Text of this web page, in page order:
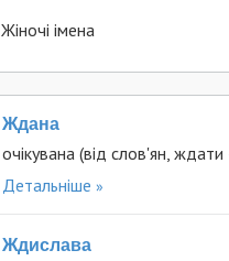
Жіночі імена
Ждана
очікувана (від слов'ян, ждати
Детальніше
Ждислава